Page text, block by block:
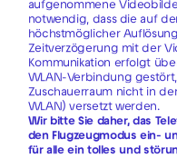
aufgenommene
notwendig, dass die auf
höchstmöglicher
Zeitverzögerung mit der
Kommunikation erfolgt
WLAN-Verbindung
Zuschauerraum nicht in
WLAN) versetzt werden.
Wir bitte Sie daher, das
den Flugzeugmodus ein-
für alle ein tolles und